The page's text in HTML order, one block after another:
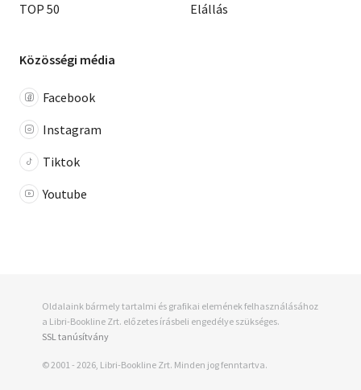
TOP 50
Elállás
Közösségi média
Facebook
Instagram
Tiktok
Youtube
Oldalaink bármely tartalmi és grafikai elemének felhasználásához
a Libri-Bookline Zrt. előzetes írásbeli engedélye szükséges.
SSL tanúsítvány
© 2001 - 2026, Libri-Bookline Zrt. Minden jog fenntartva.